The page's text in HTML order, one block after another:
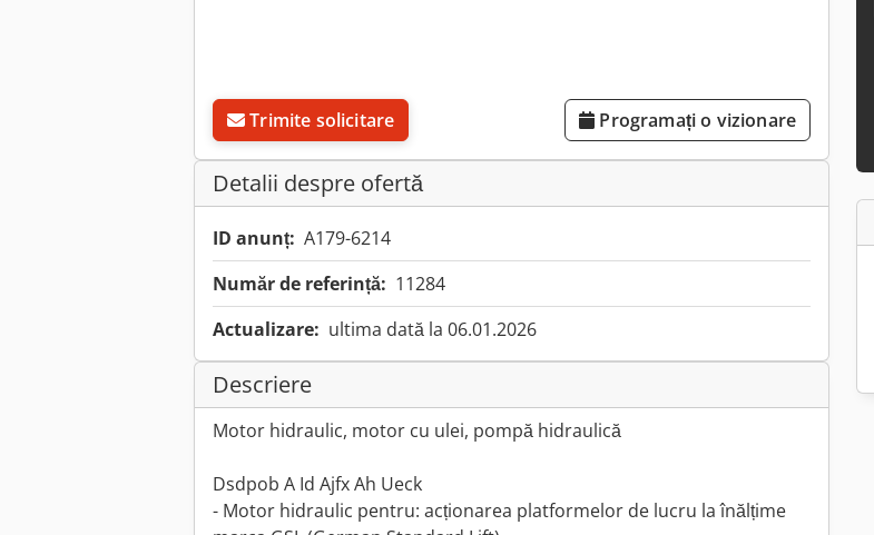
Trimite solicitare Programați o vizionare
Detalii despre ofertă
ID anunț: A179-6214
Număr de referință: 11284
Actualizare: ultima dată la 06.01.2026
Descriere
Motor hidraulic, motor cu ulei, pompă hidraulică
Dsdpob A Id Ajfx Ah Ueck
- Motor hidraulic pentru: acționarea platformelor de lucru la înălțime